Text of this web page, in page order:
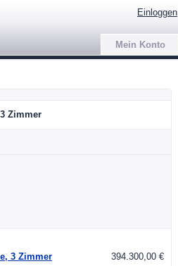
Einloggen
Mein Konto
Zimmer
394.300,00 €
3 Zimmer